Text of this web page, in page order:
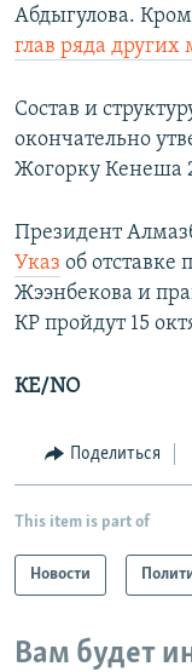
Абдыгулова.
глав ряда других
Состав и
окончательно
Жогорку Кенеша
Президент
Указ об
Жээнбекова и
КР пройдут 15
КЕ/NO
Поделиться
This item is part of
Новости
Вам будет